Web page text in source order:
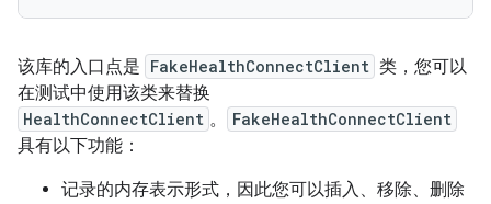
该库的入口点是 FakeHealthConnectClient 类，您可以
在测试中使用该类来替换
HealthConnectClient 。 FakeHealthConnectClient
具有以下功能：
记录的内存表示形式，因此您可以插入、移除、删除